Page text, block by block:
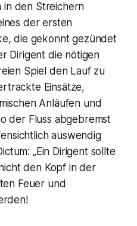
in den Streichern
der ersten
die gekonnt gezündet
Dirigent die nötigen
Spiel den Lauf zu
Einsätze,
Anläufen und
der Fluss abgebremst
auswendig
„Ein Dirigent sollte
den Kopf in der
Feuer und